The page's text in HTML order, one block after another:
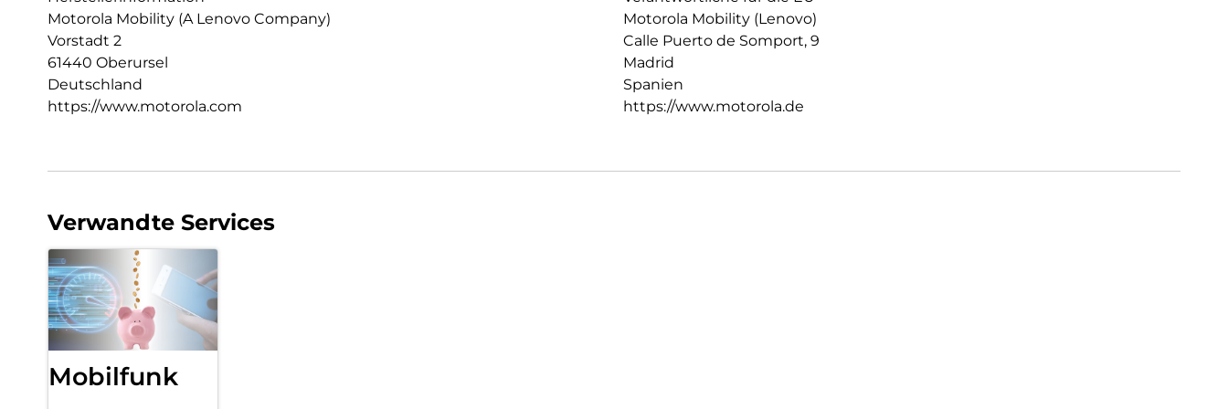
Motorola Mobility (A Lenovo Company)
Vorstadt 2
61440 Oberursel
Deutschland
https://www.motorola.com
Motorola Mobility (Lenovo)
Calle Puerto de Somport, 9
Madrid
Spanien
https://www.motorola.de
Verwandte Services
Mobilfunk